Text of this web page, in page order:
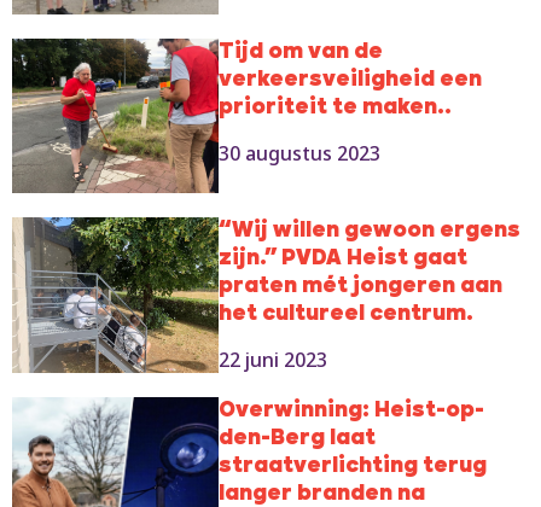
Tijd om van de
verkeersveiligheid een
prioriteit te maken..
30 augustus 2023
“Wij willen gewoon ergens
zijn.” PVDA Heist gaat
praten mét jongeren aan
het cultureel centrum.
22 juni 2023
Overwinning: Heist-op-
den-Berg laat
straatverlichting terug
langer branden na